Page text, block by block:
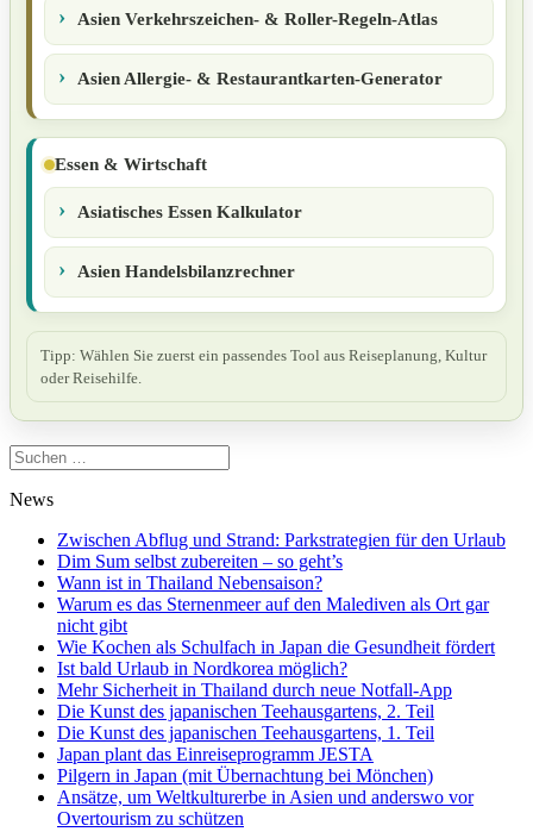
Asien Verkehrszeichen- & Roller-Regeln-Atlas
Asien Allergie- & Restaurantkarten-Generator
Essen & Wirtschaft
Asiatisches Essen Kalkulator
Asien Handelsbilanzrechner
Tipp: Wählen Sie zuerst ein passendes Tool aus Reiseplanung, Kultur
oder Reisehilfe.
Suchen
nach:
News
Zwischen Abflug und Strand: Parkstrategien für den Urlaub
Dim Sum selbst zubereiten – so geht’s
Wann ist in Thailand Nebensaison?
Warum es das Sternenmeer auf den Malediven als Ort gar
nicht gibt
Wie Kochen als Schulfach in Japan die Gesundheit fördert
Ist bald Urlaub in Nordkorea möglich?
Mehr Sicherheit in Thailand durch neue Notfall-App
Die Kunst des japanischen Teehausgartens, 2. Teil
Die Kunst des japanischen Teehausgartens, 1. Teil
Japan plant das Einreiseprogramm JESTA
Pilgern in Japan (mit Übernachtung bei Mönchen)
Ansätze, um Weltkulturerbe in Asien und anderswo vor
Overtourism zu schützen